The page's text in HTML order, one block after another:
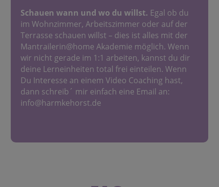
Schauen wann und wo du willst. Egal ob du
im Wohnzimmer, Arbeitszimmer oder auf der
Terrasse schauen willst – dies ist alles mit der
Mantrailerin@home Akademie möglich. Wenn
wir nicht gerade im 1:1 arbeiten, kannst du dir
deine Lerneinheiten total frei einteilen. Wenn
Du Interesse an einem Video Coaching hast,
dann schreib´ mir einfach eine Email an:
info@harmkehorst.de